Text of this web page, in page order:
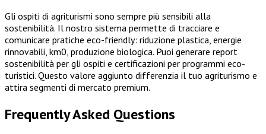
Gli ospiti di agriturismi sono sempre più sensibili alla
sostenibilità. Il nostro sistema permette di tracciare e
comunicare pratiche eco-friendly: riduzione plastica, energie
rinnovabili, km0, produzione biologica. Puoi generare report
sostenibilità per gli ospiti e certificazioni per programmi eco-
turistici. Questo valore aggiunto differenzia il tuo agriturismo e
attira segmenti di mercato premium.
Frequently Asked Questions